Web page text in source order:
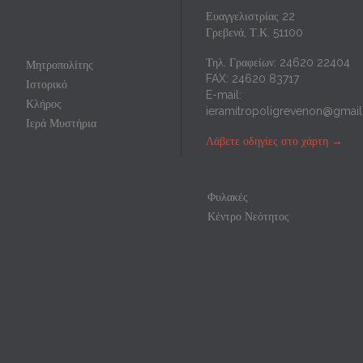
Μητροπολίτης
Ιστορικό
Κλήρος
Ιερά Μυστήρια
Ευαγγελιστρίας 22
Γρεβενά, Τ.Κ. 51100
Τηλ. Γραφείων: 24620 22404
FAX: 24620 83717
E-mail:
Λάβετε οδηγίες στο χάρτη →
Φυλακές
Κέντρο Νεότητος